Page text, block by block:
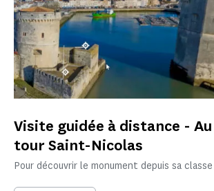
Visite guidée à distance -
tour Saint-Nicolas
Pour découvrir le monument depuis sa classe